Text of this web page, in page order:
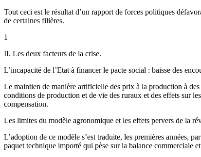
Tout ceci est le résultat d’un rapport de forces politiques
de certaines filières.
1
II. Les deux facteurs de la crise.
L’incapacité de l’Etat à financer le pacte social : baisse des
Le maintien de manière artificielle des prix à la production à
conditions de production et de vie des ruraux et des effets sur
compensation.
Les limites du modèle agronomique et les effets pervers de la
L’adoption de ce modèle s’est traduite, les premières années,
paquet technique importé qui pèse sur la balance commerciale